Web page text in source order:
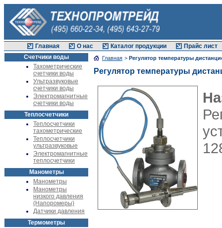
Главная О нас Каталог продукции
Прайс лист
Счетчики воды
Тахометрические
счетчики воды
Ультразвуковые
счетчики воды
Электромагнитные
счетчики воды
Теплосчетчики
Теплосчетчики
тахометрические
Теплосчетчики
ультразвуковые
Электромагнитные
теплосчетчики
Манометры
Манометры
Манометры
низкого давления
(Напоромеры)
Датчики давления
Термометры
Главная > Регулятор температуры
Регулятор температуры